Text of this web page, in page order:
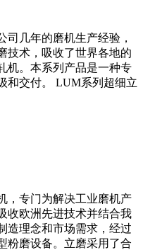
司几年的磨机生产经验，
技术，吸收了世界各地的
机。本系列产品是一种专
和交付。 LUM系列超细立
，专门为解决工业磨机产
收欧洲先进技术并结合我
造理念和市场需求，经过
粉磨设备。立磨采用了合